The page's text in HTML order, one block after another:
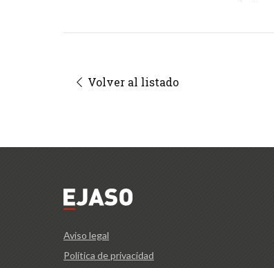
Volver al listado
Aviso legal
Política de privacidad